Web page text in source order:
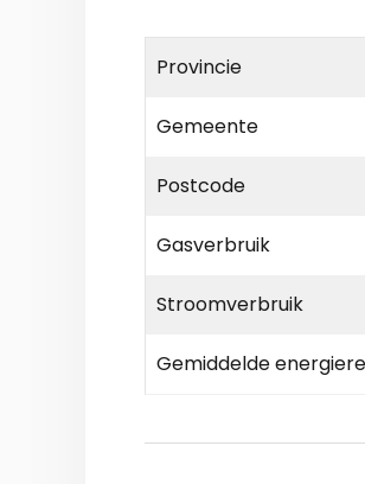
Provincie
Gemeente
Postcode
Gasverbruik
Stroomverbruik
Gemiddelde